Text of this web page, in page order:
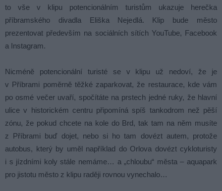
to vše v klipu potencionálním turistům ukazuje herečka
příbramského divadla Eliška Nejedlá. Klip bude město
prezentovat především na sociálních sítích YouTube, Facebook
a Instagram.
Nicméně potencionální turisté se v klipu už nedoví, že je
v Příbrami poměrně těžké zaparkovat, že restaurace, kde vám
po osmé večer uvaří, spočítáte na prstech jedné ruky, že hlavní
ulice v historickém centru připomíná spíš tankodrom než pěší
zónu, že pokud chcete na kole do Brd, tak tam na něm musíte
z Příbrami buď dojet, nebo si ho tam dovézt autem, protože
autobus, který by uměl například do Orlova dovézt cykloturisty
i s jízdními koly stále nemáme… a „chloubu“ města – aquapark
pro jistotu město z klipu raději rovnou vynechalo…